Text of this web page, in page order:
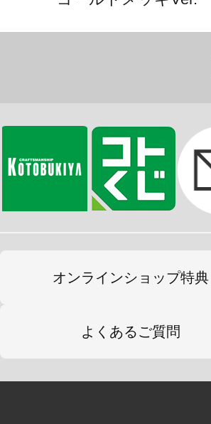
断斬り」、「疾風迅雷
イナルシュート」など
ボーナスパーツとして
＊本商品に「ドラン」
レートゴルドランの3形
は塗装済みパーツが付
オンラインショップ特典
よくあるご質問